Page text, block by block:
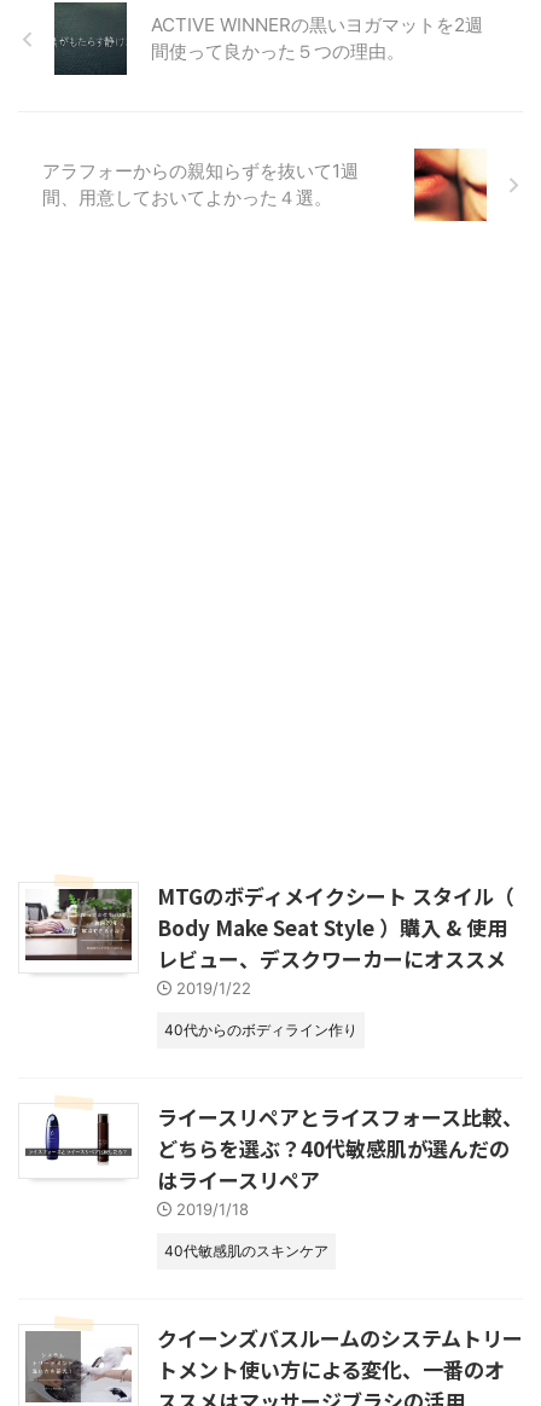
ACTIVE WINNERの黒いヨガマットを2週
間使って良かった５つの理由。
アラフォーからの親知らずを抜いて1週
間、用意しておいてよかった４選。
MTGのボディメイクシート スタイル（
Body Make Seat Style ）購入 & 使用
レビュー、デスクワーカーにオススメ
2019/1/22
40代からのボディライン作り
ライースリペアとライスフォース比較、
どちらを選ぶ？40代敏感肌が選んだの
はライースリペア
2019/1/18
40代敏感肌のスキンケア
クイーンズバスルームのシステムトリー
トメント使い方による変化、一番のオ